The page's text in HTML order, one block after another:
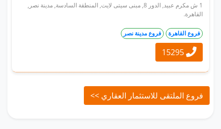
1 ش مكرم عبيد, الدور 8, مبنى سيتى لايت, المنطقة السادسة, مدينة نصر,
القاهرة.
فروع القاهرة فروع مدينة نصر
فروع الملتقى للاستثمار العقاري >>